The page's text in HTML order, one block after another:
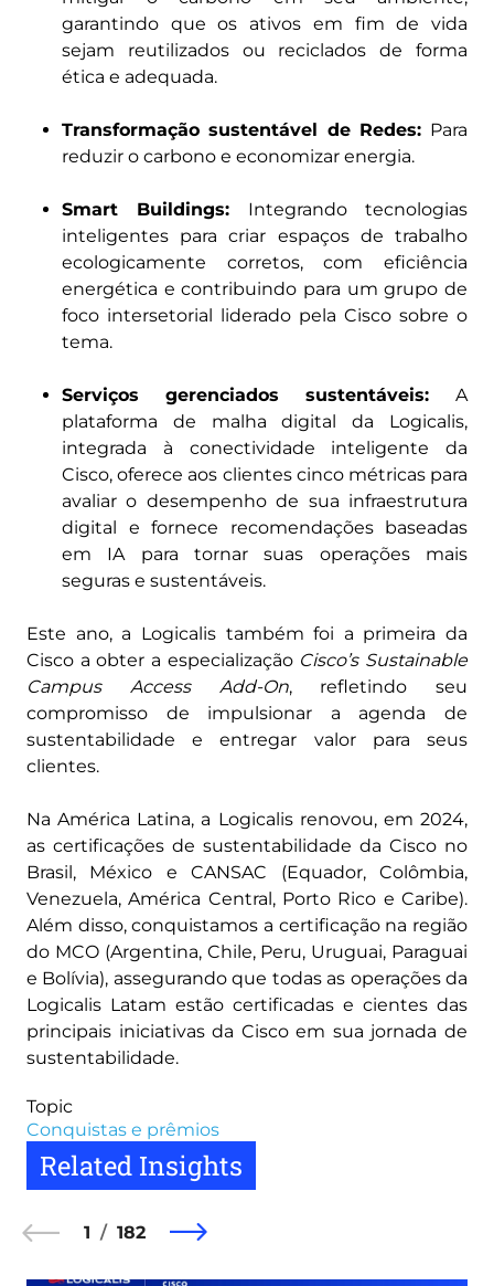
garantindo que os ativos em fim de vida
sejam reutilizados ou reciclados de forma
ética e adequada.
Transformação sustentável de Redes: Para
reduzir o carbono e economizar energia.
Smart Buildings: Integrando tecnologias
inteligentes para criar espaços de trabalho
ecologicamente corretos, com eficiência
energética e contribuindo para um grupo de
foco intersetorial liderado pela Cisco sobre o
tema.
Serviços gerenciados sustentáveis: A
plataforma de malha digital da Logicalis,
integrada à conectividade inteligente da
Cisco, oferece aos clientes cinco métricas para
avaliar o desempenho de sua infraestrutura
digital e fornece recomendações baseadas
em IA para tornar suas operações mais
seguras e sustentáveis.
Este ano, a Logicalis também foi a primeira da
Cisco a obter a especialização Cisco’s Sustainable
Campus Access Add-On, refletindo seu
compromisso de impulsionar a agenda de
sustentabilidade e entregar valor para seus
clientes.
Na América Latina, a Logicalis renovou, em 2024,
as certificações de sustentabilidade da Cisco no
Brasil, México e CANSAC (Equador, Colômbia,
Venezuela, América Central, Porto Rico e Caribe).
Além disso, conquistamos a certificação na região
do MCO (Argentina, Chile, Peru, Uruguai, Paraguai
e Bolívia), assegurando que todas as operações da
Logicalis Latam estão certificadas e cientes das
principais iniciativas da Cisco em sua jornada de
sustentabilidade.
Topic
Conquistas e prêmios
Related Insights
1 182